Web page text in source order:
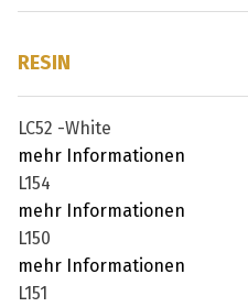
RESIN
LC52 -White
mehr Informationen
L154
mehr Informationen
L150
mehr Informationen
L151